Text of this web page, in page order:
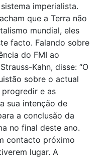
imperialista.
que a Terra não
mundial, eles
facto. Falando sobre
do FMI ao
Kahn, disse: “O
sobre o actual
progredir e as
sua intenção de
a conclusão da
no final deste ano.
contacto próximo
lugar. A